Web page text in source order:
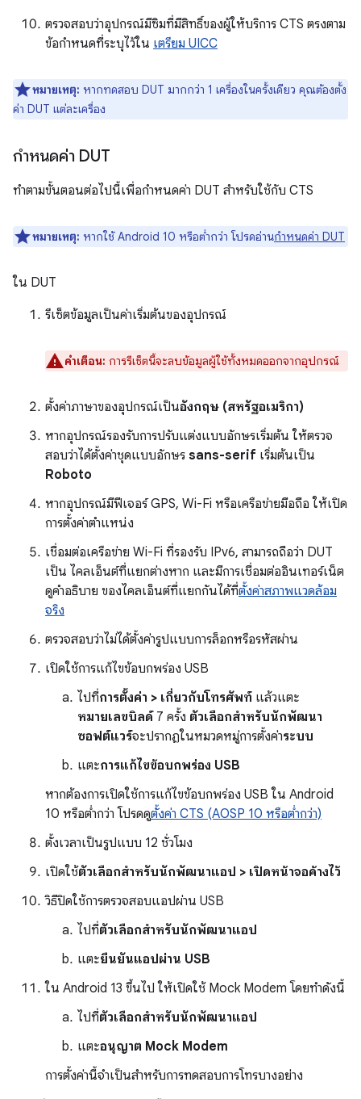
ตรวจสอบว่าอุปกรณ์มีซิมที่มีสิทธิ์ของผู้ให้บริการ CTS ตรงตาม
ข้อกำหนดที่ระบุไว้ใน เตรียม UICC
หมายเหตุ: หากทดสอบ DUT มากกว่า 1 เครื่องในครั้งเดียว คุณต้องตั้ง
ค่า DUT แต่ละเครื่อง
กำหนดค่า DUT
ทำตามขั้นตอนต่อไปนี้เพื่อกำหนดค่า DUT สำหรับใช้กับ CTS
หมายเหตุ: หากใช้ Android 10 หรือต่ำกว่า โปรดอ่านกำหนดค่า DUT
ใน DUT
รีเซ็ตข้อมูลเป็นค่าเริ่มต้นของอุปกรณ์
คำเตือน: การรีเซ็ตนี้จะลบข้อมูลผู้ใช้ทั้งหมดออกจากอุปกรณ์
ตั้งค่าภาษาของอุปกรณ์เป็นอังกฤษ (สหรัฐอเมริกา)
หากอุปกรณ์รองรับการปรับแต่งแบบอักษรเริ่มต้น ให้ตรวจ
สอบว่าได้ตั้งค่าชุดแบบอักษร sans-serif เริ่มต้นเป็น
Roboto
หากอุปกรณ์มีฟีเจอร์ GPS, Wi-Fi หรือเครือข่ายมือถือ ให้เปิด
การตั้งค่าตำแหน่ง
เชื่อมต่อเครือข่าย Wi-Fi ที่รองรับ IPv6, สามารถถือว่า DUT
เป็น ไคลเอ็นต์ที่แยกต่างหาก และมีการเชื่อมต่ออินเทอร์เน็ต
ดูคำอธิบาย ของไคลเอ็นต์ที่แยกกันได้ที่ตั้งค่าสภาพแวดล้อม
จริง
ตรวจสอบว่าไม่ได้ตั้งค่ารูปแบบการล็อกหรือรหัสผ่าน
เปิดใช้การแก้ไขข้อบกพร่อง USB
ไปที่การตั้งค่า > เกี่ยวกับโทรศัพท์ แล้วแตะ
หมายเลขบิลด์7 ครั้ง ตัวเลือกสำหรับนักพัฒนา
ซอฟต์แวร์จะปรากฏในหมวดหมู่การตั้งค่าระบบ
แตะการแก้ไขข้อบกพร่อง USB
หากต้องการเปิดใช้การแก้ไขข้อบกพร่อง USB ใน Android
10 หรือต่ำกว่า โปรดดูตั้งค่า CTS (AOSP 10 หรือต่ำกว่า)
ตั้งเวลาเป็นรูปแบบ 12 ชั่วโมง
เปิดใช้ตัวเลือกสำหรับนักพัฒนาแอป > เปิดหน้าจอค้างไว้
วิธีปิดใช้การตรวจสอบแอปผ่าน USB
ไปที่ตัวเลือกสำหรับนักพัฒนาแอป
แตะยืนยันแอปผ่าน USB
ใน Android 13 ขึ้นไป ให้เปิดใช้ Mock Modem โดยทำดังนี้
ไปที่ตัวเลือกสำหรับนักพัฒนาแอป
แตะอนุญาต Mock Modem
การตั้งค่านี้จำเป็นสำหรับการทดสอบการโทรบางอย่าง